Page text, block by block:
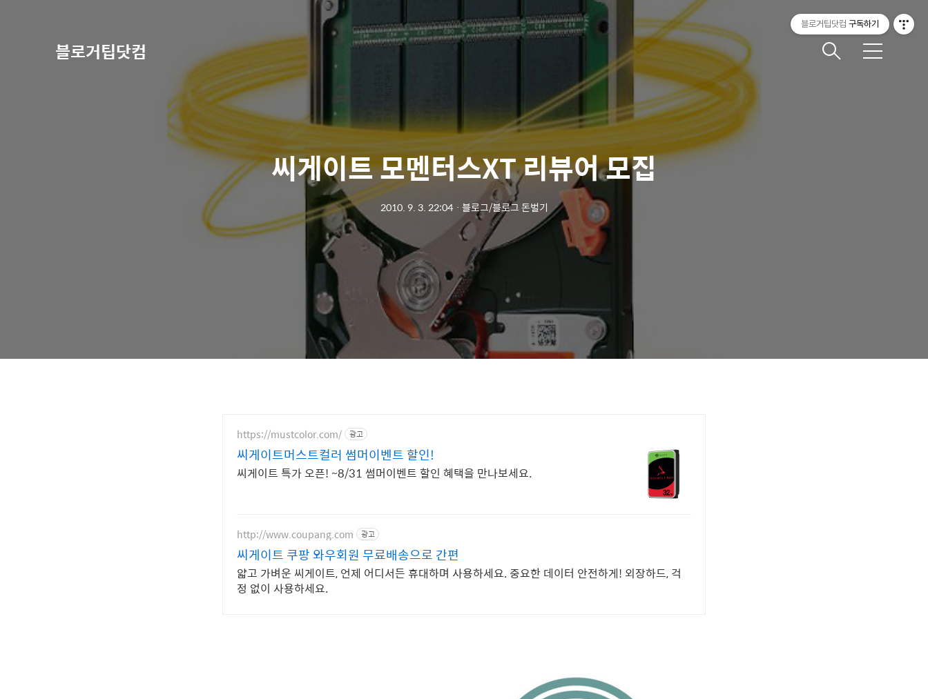
블로거팁닷컴 메
씨게이트 모멘터스XT 리뷰어 모집
2010. 9. 3. 22:04ㆍ 블로그/블로그 돈벌기
https://mustcolor.com/ 광고
씨게이트머스트컬러 썸머이벤트 할인!
씨게이트 특가 오픈! ~8/31 썸머이벤트 할인 혜택을 만나보세요.
http://www.coupang.com 광고
씨게이트 쿠팡 와우회원 무료배송으로 간편
얇고 가벼운 씨게이트, 언제 어디서든 휴대하며 사용하세요. 중요한 데이터 안전하게! 외장하드, 걱
정 없이 사용하세요.
블로거팁닷컴 구독하기